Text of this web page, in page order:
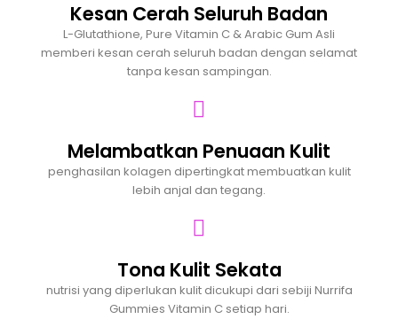
Kesan Cerah Seluruh Badan
L-Glutathione, Pure Vitamin C & Arabic Gum Asli
memberi kesan cerah seluruh badan dengan selamat
tanpa kesan sampingan.
Melambatkan Penuaan Kulit
penghasilan kolagen dipertingkat membuatkan kulit
lebih anjal dan tegang.
Tona Kulit Sekata
nutrisi yang diperlukan kulit dicukupi dari sebiji Nurrifa
Gummies Vitamin C setiap hari.